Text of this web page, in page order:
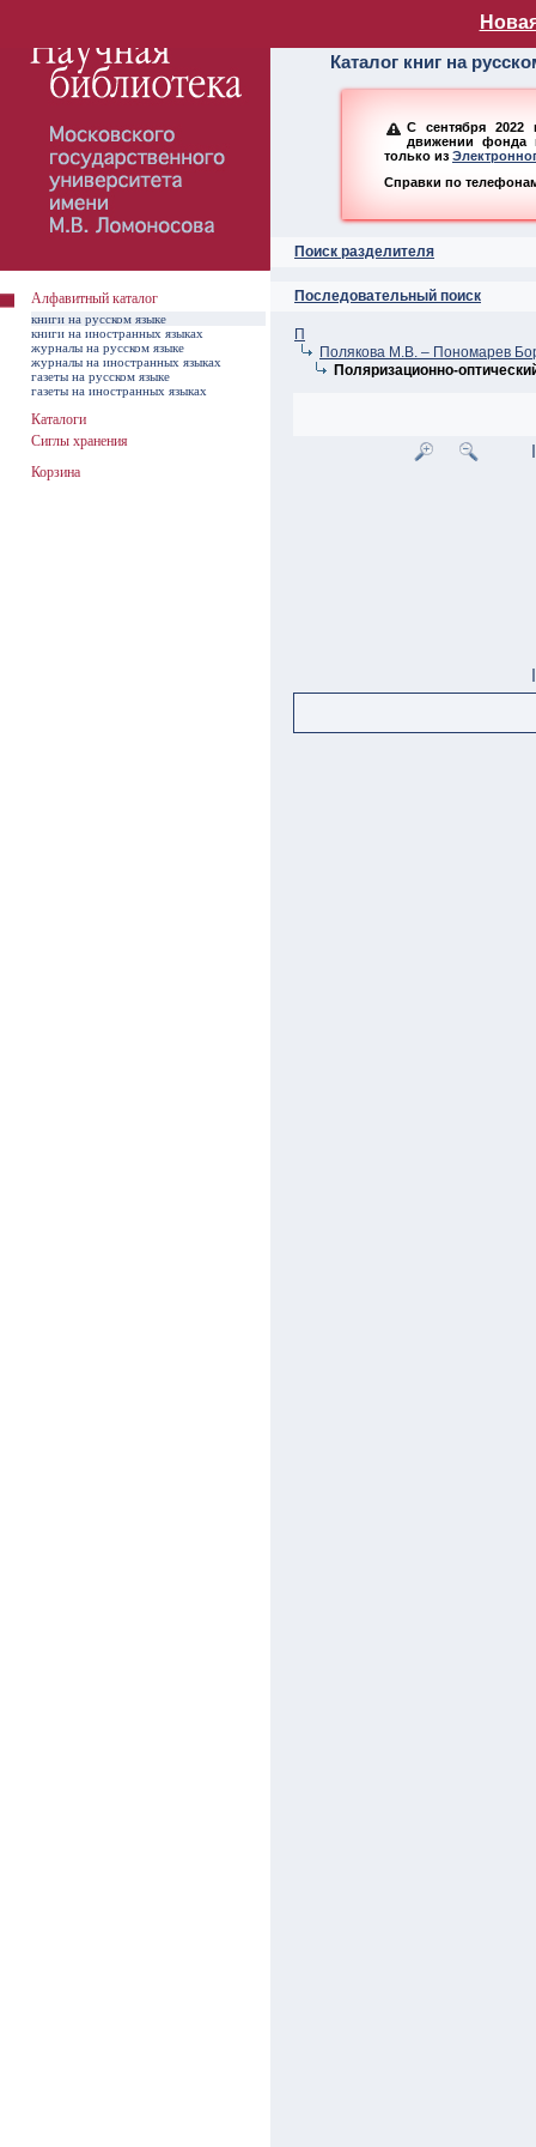
Алфавитный
Каталог книг на
С сентября 2022
движении фонда
только из
Справки по
Поиск разделителя
Последовательный поиск
П
Полякова М.В. – Пономарев
Поляризационно-
Алфавитный каталог
книги на русском языке
книги на иностранных языках
журналы на русском языке
журналы на иностранных языках
газеты на русском языке
газеты на иностранных языках
Каталоги
Сиглы хранения
Корзина